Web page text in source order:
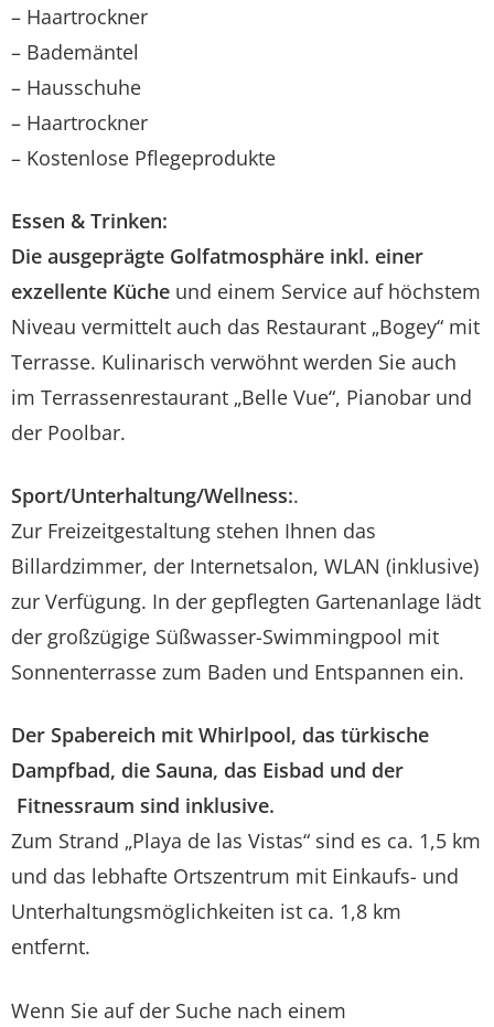
– Haartrockner
– Bademäntel
– Hausschuhe
– Haartrockner
– Kostenlose Pflegeprodukte
Essen & Trinken:
Die ausgeprägte Golfatmosphäre inkl. einer
exzellente Küche und einem Service auf höchstem
Niveau vermittelt auch das Restaurant „Bogey“ mit
Terrasse. Kulinarisch verwöhnt werden Sie auch
im Terrassenrestaurant „Belle Vue“, Pianobar und
der Poolbar.
Sport/Unterhaltung/Wellness:.
Zur Freizeitgestaltung stehen Ihnen das
Billardzimmer, der Internetsalon, WLAN (inklusive)
zur Verfügung. In der gepflegten Gartenanlage lädt
der großzügige Süßwasser-Swimmingpool mit
Sonnenterrasse zum Baden und Entspannen ein.
Der Spabereich mit Whirlpool, das türkische
Dampfbad, die Sauna, das Eisbad und der
Fitnessraum sind inklusive.
Zum Strand „Playa de las Vistas“ sind es ca. 1,5 km
und das lebhafte Ortszentrum mit Einkaufs- und
Unterhaltungsmöglichkeiten ist ca. 1,8 km
entfernt.
Wenn Sie auf der Suche nach einem